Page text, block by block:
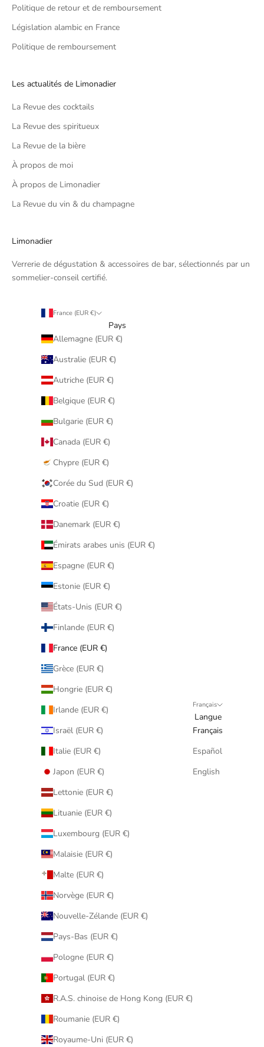
Politique de retour et de remboursement
Législation alambic en France
Politique de remboursement
Les actualités de Limonadier
La Revue des cocktails
La Revue des spiritueux
La Revue de la bière
À propos de moi
À propos de Limonadier
La Revue du vin & du champagne
Limonadier
Verrerie de dégustation & accessoires de bar, sélectionnés par un
sommelier-conseil certifié.
France (EUR €)
Pays
Allemagne (EUR €)
Australie (EUR €)
Autriche (EUR €)
Belgique (EUR €)
Bulgarie (EUR €)
Canada (EUR €)
Chypre (EUR €)
Corée du Sud (EUR €)
Croatie (EUR €)
Danemark (EUR €)
Émirats arabes unis (EUR €)
Espagne (EUR €)
Estonie (EUR €)
États-Unis (EUR €)
Finlande (EUR €)
France (EUR €)
Grèce (EUR €)
Hongrie (EUR €)
Irlande (EUR €)
Israël (EUR €)
Italie (EUR €)
Japon (EUR €)
Lettonie (EUR €)
Lituanie (EUR €)
Luxembourg (EUR €)
Malaisie (EUR €)
Malte (EUR €)
Norvège (EUR €)
Nouvelle-Zélande (EUR €)
Pays-Bas (EUR €)
Pologne (EUR €)
Portugal (EUR €)
R.A.S. chinoise de Hong Kong (EUR €)
Roumanie (EUR €)
Royaume-Uni (EUR €)
Français
Langue
Français
Español
English